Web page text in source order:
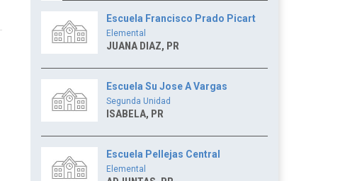
Escuela Francisco Prado Picart
Elemental
JUANA DIAZ, PR
Escuela Su Jose A Vargas
Segunda Unidad
ISABELA, PR
Escuela Pellejas Central
Elemental